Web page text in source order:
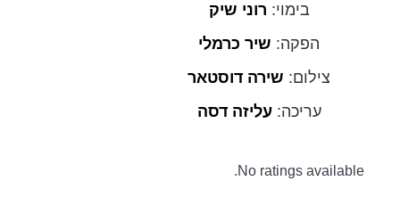
בימוי: רוני שיק
הפקה: שיר כרמלי
צילום: שירה דוסטאר
עריכה:עליזה דסה
No ratings available.